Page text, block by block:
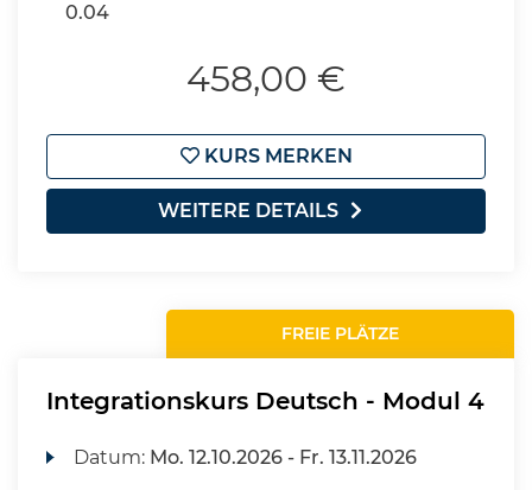
0.04
458,00 €
KURS MERKEN
WEITERE DETAILS
FREIE PLÄTZE
Integrationskurs Deutsch - Modul 4
Datum: Mo. 12.10.2026 - Fr. 13.11.2026